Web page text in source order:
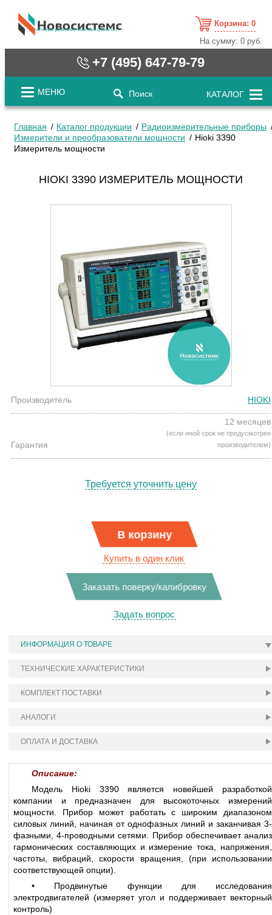
cистемные решения / www.novosystems.ru
Корзина: 0
На сумму:0 руб.
+7 (495) 647-79-79
МЕНЮ Поиск КАТАЛОГ
Главная Каталог продукции
Радиоизмерительные приборы
Измерители и преобразователи мощности
Hioki 3390
Измеритель мощности
HIOKI 3390 ИЗМЕРИТЕЛЬ МОЩНОСТИ
Производитель HIOKI
Гарантия
12 месяцев
(если иной срок не предусмотрен
производителем)
Требуется уточнить цену
В корзину
Купить в один клик
Заказать поверку/калибровку
Задать вопрос
ИНФОРМАЦИЯ О ТОВАРЕ
ТЕХНИЧЕСКИЕ ХАРАКТЕРИСТИКИ
КОМПЛЕКТ ПОСТАВКИ
АНАЛОГИ
ОПЛАТА И ДОСТАВКА
Описание:
Модель Hioki 3390 является новейшей разработкой
компании и предназначен для высокоточных измерений
мощности. Прибор может работать с широким диапазоном
силовых линий, начиная от однофазных линий и заканчивая 3-
фазными, 4-проводными сетями. Прибор обеспечивает анализ
гармонических составляющих и измерение тока, напряжения,
частоты, вибраций, скорости вращения, (при использовании
соответствующей опции).
• Продвинутые функции для исследования
электродвигателей (измеряет угол и поддерживает векторный
контроль)